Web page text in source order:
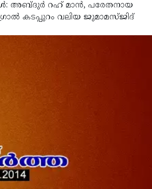
അബ്ദുര്‍ റഹ് മാന്‍, പരേതനായ
കടപ്പുറം വലിയ ജുമാമസ്ജിദ്